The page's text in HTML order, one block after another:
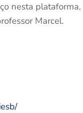
nesta plataforma,
Marcel.